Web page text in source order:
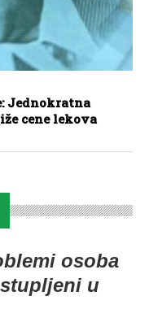
Jednokratna
cene lekova
osoba
u